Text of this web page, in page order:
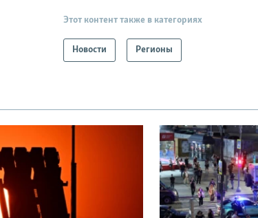
Этот контент также в категориях
Новости Регионы